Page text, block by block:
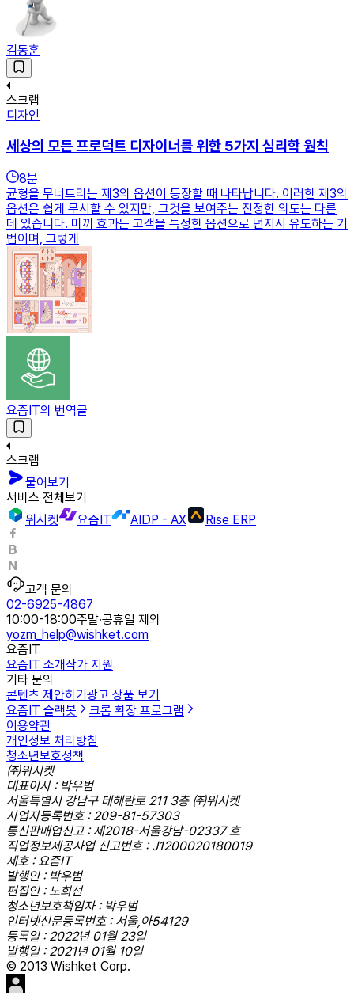
김동훈
스크랩
디자인
세상의 모든 프로덕트 디자이너를 위한 5가지 심리학 원칙
8분
균형을 무너트리는 제3의 옵션이 등장할 때 나타납니다. 이러한 제3의
옵션은 쉽게 무시할 수 있지만, 그것을 보여주는 진정한 의도는 다른
데 있습니다. 미끼 효과는 고객을 특정한 옵션으로 넌지시 유도하는 기
법이며, 그렇게
요즘IT의 번역글
스크랩
물어보기
서비스 전체보기
위시켓
요즘IT AIDP - AX Rise ERP
고객 문의
02-6925-4867
10:00-18:00주말·공휴일 제외
yozm_help@wishket.com
요즘IT
요즘IT 소개작가 지원
기타 문의
콘텐츠 제안하기 광고 상품 보기
요즘IT 슬랙봇
크롬 확장 프로그램
이용약관
개인정보 처리방침
청소년보호정책
㈜위시켓
대표이사 : 박우범
서울특별시 강남구 테헤란로 211 3층 ㈜위시켓
사업자등록번호 : 209-81-57303
통신판매업신고 : 제2018-서울강남-02337 호
직업정보제공사업 신고번호 : J1200020180019
제호 : 요즘IT
발행인 : 박우범
편집인 : 노희선
청소년보호책임자 : 박우범
인터넷신문등록번호 : 서울,아54129
등록일 : 2022년 01월 23일
발행일 : 2021년 01월 10일
© 2013 Wishket Corp.